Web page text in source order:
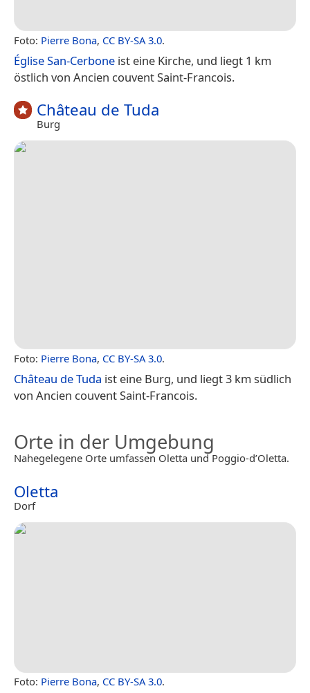
Foto: Pierre Bona, CC BY-SA 3.0.
Église San-Cerbone ist eine Kirche, und liegt 1 km
östlich von Ancien couvent Saint-Francois.
Château de Tuda
Burg
Foto: Pierre Bona, CC BY-SA 3.0.
Château de Tuda ist eine Burg, und liegt 3 km südlich
von Ancien couvent Saint-Francois.
Orte in der Umgebung
Nahegelegene Orte umfassen Oletta und Poggio-d’Oletta.
Oletta
Dorf
Foto: Pierre Bona, CC BY-SA 3.0.